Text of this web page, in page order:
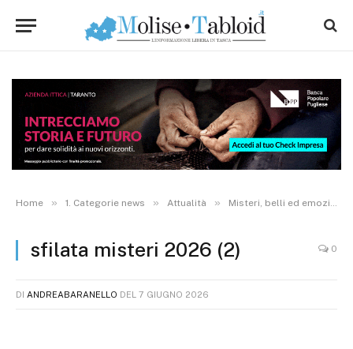
Home » 1. Categorie news » Attualità » Misteri, belli ed emozionanti: la storica “marcia” tra le strade di Campobasso accende il Corpus Domini. VIDEO E FOTO
sfilata misteri 2026 (2) 0
DI ANDREABARANELLO DEL 7 GIUGNO 2026